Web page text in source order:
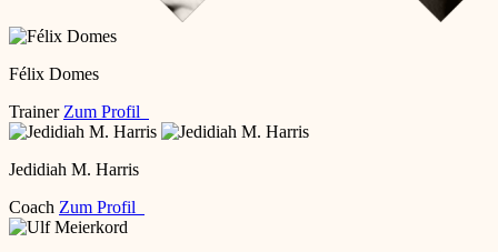
Félix Domes
Trainer Zum Profil
Jedidiah M. Harris
Coach Zum Profil